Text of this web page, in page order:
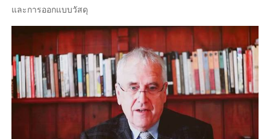
และการออกแบบวัสดุ